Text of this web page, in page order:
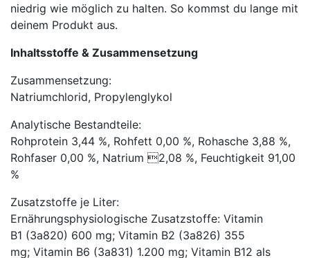
niedrig wie möglich zu halten. So kommst du lange mit
deinem Produkt aus.
Inhaltsstoffe & Zusammensetzung
Zusammensetzung:
Natriumchlorid, Propylenglykol
Analytische Bestandteile:
Rohprotein 3,44 %, Rohfett 0,00 %, Rohasche 3,88 %,
Rohfaser 0,00 %, Natrium 2,08 %, Feuchtigkeit 91,00
%
Zusatzstoffe je Liter:
Ernährungsphysiologische Zusatzstoffe: Vitamin
B1 (3a820) 600 mg; Vitamin B2 (3a826) 355
mg; Vitamin B6 (3a831) 1.200 mg; Vitamin B12 als